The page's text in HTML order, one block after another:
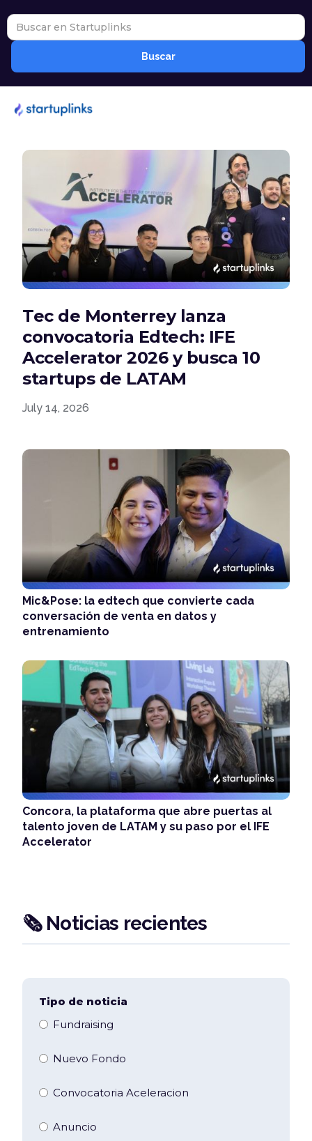
Tec de Monterrey lanza
convocatoria Edtech: IFE
Accelerator 2026 y busca 10
startups de LATAM
July 14, 2026
Mic&Pose: la edtech que convierte cada
conversación de venta en datos y
entrenamiento
Concora, la plataforma que abre puertas al
talento joven de LATAM y su paso por el IFE
Accelerator
🗞️ Noticias recientes
Tipo de noticia
Fundraising
Nuevo Fondo
Convocatoria Aceleracion
Anuncio